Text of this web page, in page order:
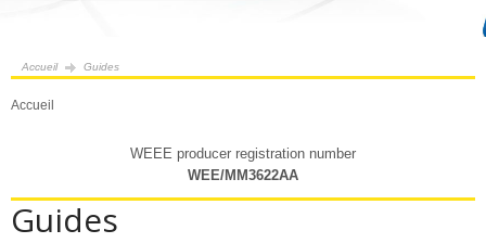
Accueil Guides
Accueil
WEEE producer registration number
WEE/MM3622AA
Guides